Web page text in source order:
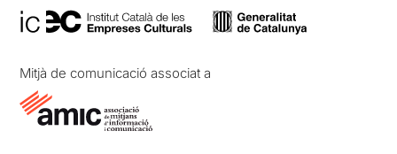
Mitjà de comunicació associat a